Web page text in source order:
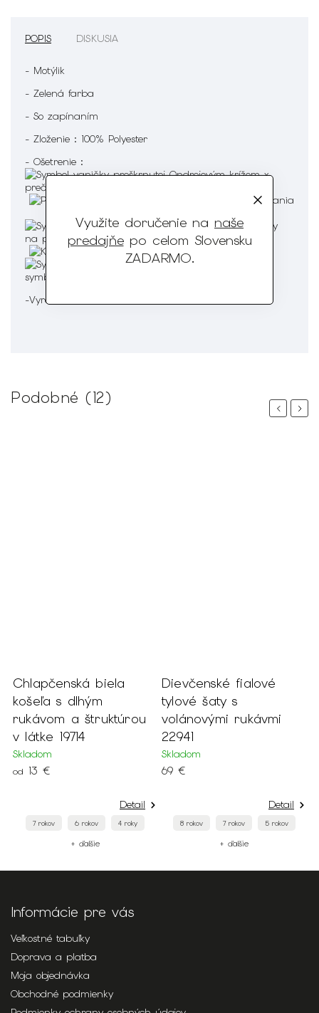
Využite doručenie na naše
predajňepo celom Slovensku
ZADARMO.
POPIS DISKUSIA
- Motýlik
- Zelená farba
- So zapínaním
- Zloženie : 100% Polyester
- Ošetrenie :
-Vyrobené : v EÚ
Podobné (12)
Previous
Chlapčenská biela
košeľa s dlhým
rukávom a štruktúrou
v látke 19714
Skladom
od 13 €
Detail
7 rokov 6 rokov 4 roky
+ ďalšie
Dievčenské fialové
tylové šaty s
volánovými rukávmi
22941
Skladom
69 €
Detail
8 rokov 7 rokov 5 rokov
+ ďalšie
Next
Informácie pre vás
Veľkostné tabuľky
Doprava a platba
Moja objednávka
Obchodné podmienky